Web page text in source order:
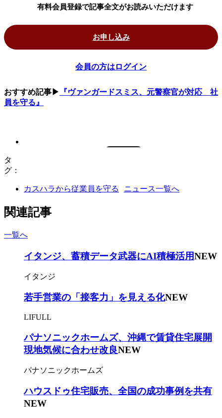
有料会員登録で記事全文がお読みいただけます
お申し込み
会員の方はログイン
おすすめ記事▶
『ヴァンガードスミス、元警察官が対応 社
員を守る』
タ
グ：
カスハラから従業員を守る ニュース一覧へ
関連記事
一覧へ
イタンジ、蓄積データ武器にAI積極活用NEW
イタンジ
若手営業の「接客力」を見える化NEW
LIFULL
パナソニックホームズ、沖縄で賃貸住宅展開
現地気候に合わせ改良NEW
パナソニックホームズ
ハウスドゥ住宅販売、全国の成功事例を共有
NEW